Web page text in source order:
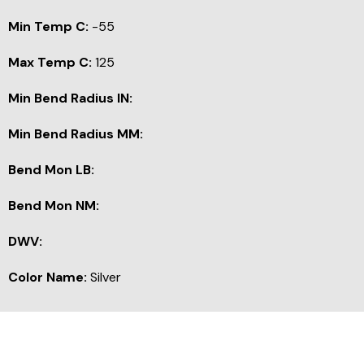
Min Temp C: -55
Max Temp C: 125
Min Bend Radius IN:
Min Bend Radius MM:
Bend Mon LB:
Bend Mon NM:
DWV:
Color Name: Silver